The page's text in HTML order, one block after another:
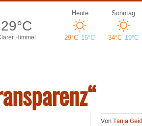
VonTanja